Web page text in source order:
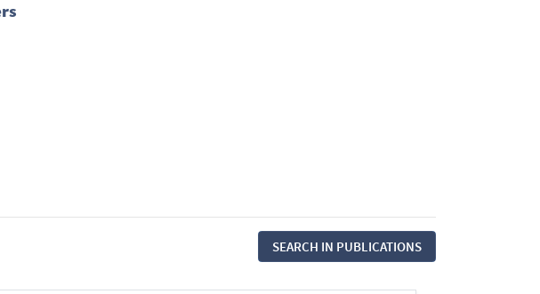
SEARCH IN PUBLICATIONS